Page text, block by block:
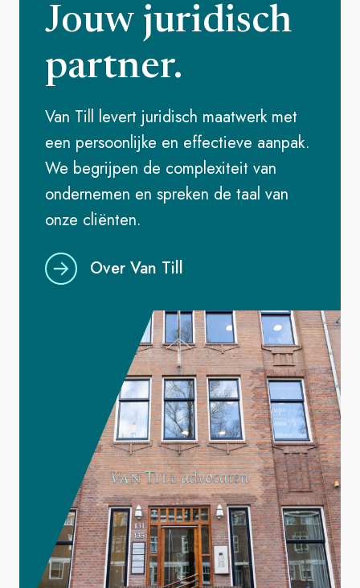
Jouw juridisch
partner.
Van Till levert juridisch maatwerk met
een persoonlijke en effectieve aanpak.
We begrijpen de complexiteit van
ondernemen en spreken de taal van
onze cliënten.
Over Van Till